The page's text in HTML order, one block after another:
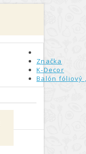
Značka
K-Decor
Balón fóliový